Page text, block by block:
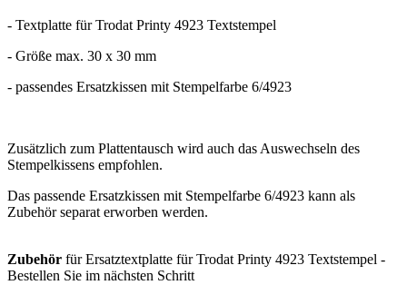
- Textplatte für Trodat Printy 4923 Textstempel
- Größe max. 30 x 30 mm
- passendes Ersatzkissen mit Stempelfarbe 6/4923
Zusätzlich zum Plattentausch wird auch das Auswechseln des
Stempelkissens empfohlen.
Das passende Ersatzkissen mit Stempelfarbe 6/4923 kann als
Zubehör separat erworben werden.
Zubehör für Ersatztextplatte für Trodat Printy 4923 Textstempel -
Bestellen Sie im nächsten Schritt